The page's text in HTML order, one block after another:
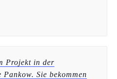
Projekt in der
Sie bekommen